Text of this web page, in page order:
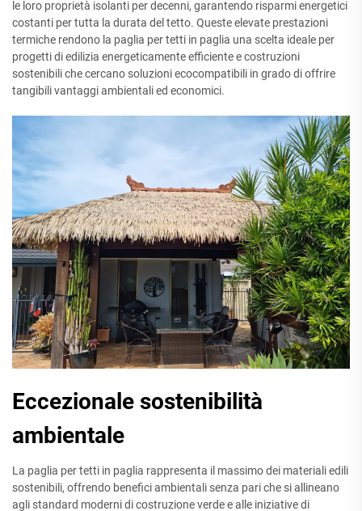
le loro proprietà isolanti per decenni, garantendo risparmi energetici
costanti per tutta la durata del tetto. Queste elevate prestazioni
termiche rendono la paglia per tetti in paglia una scelta ideale per
progetti di edilizia energeticamente efficiente e costruzioni
sostenibili che cercano soluzioni ecocompatibili in grado di offrire
tangibili vantaggi ambientali ed economici.
Eccezionale sostenibilità
ambientale
La paglia per tetti in paglia rappresenta il massimo dei materiali edili
sostenibili, offrendo benefici ambientali senza pari che si allineano
agli standard moderni di costruzione verde e alle iniziative di